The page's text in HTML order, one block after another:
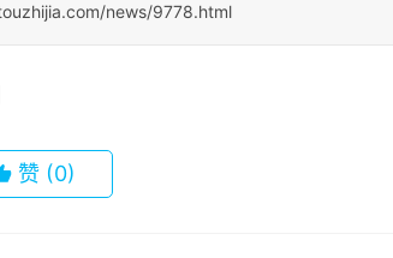
news/9778.html
赞 (0)